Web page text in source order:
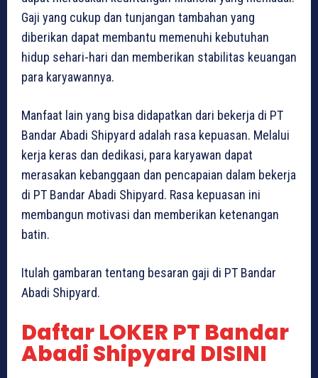
Gaji yang cukup dan tunjangan tambahan yang
diberikan dapat membantu memenuhi kebutuhan
hidup sehari-hari dan memberikan stabilitas keuangan
para karyawannya.
Manfaat lain yang bisa didapatkan dari bekerja di PT
Bandar Abadi Shipyard adalah rasa kepuasan. Melalui
kerja keras dan dedikasi, para karyawan dapat
merasakan kebanggaan dan pencapaian dalam bekerja
di PT Bandar Abadi Shipyard. Rasa kepuasan ini
membangun motivasi dan memberikan ketenangan
batin.
Itulah gambaran tentang besaran gaji di PT Bandar
Abadi Shipyard.
Daftar LOKER PT Bandar
Abadi Shipyard DISINI